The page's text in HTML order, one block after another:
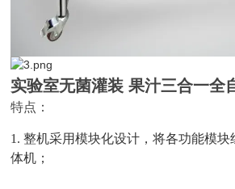
实验室无菌灌装 果汁三合一全
特点：
1. 整机采用模块化设计，将各功能模
体机；